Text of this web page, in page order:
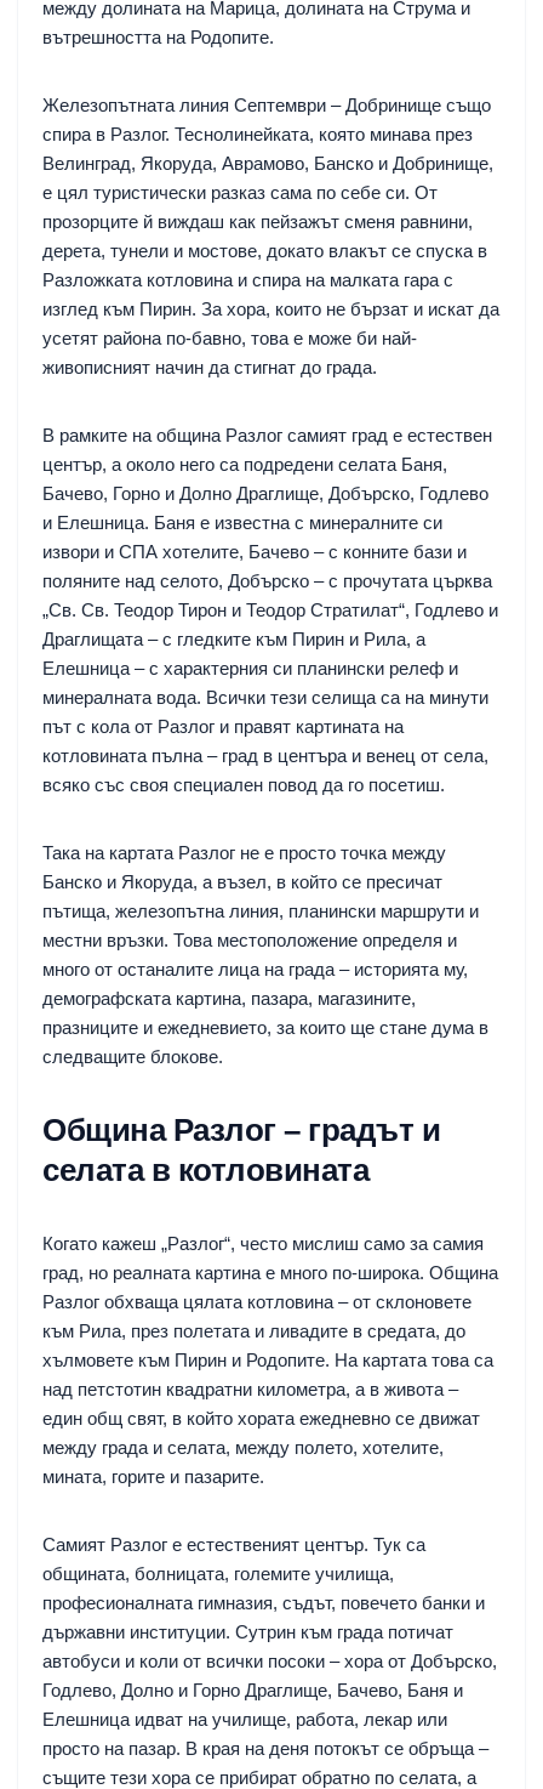
между долината на Марица, долината на Струма и
вътрешността на Родопите.
Железопътната линия Септември – Добринище също
спира в Разлог. Теснолинейката, която минава през
Велинград, Якоруда, Аврамово, Банско и Добринище,
е цял туристически разказ сама по себе си. От
прозорците й виждаш как пейзажът сменя равнини,
дерета, тунели и мостове, докато влакът се спуска в
Разложката котловина и спира на малката гара с
изглед към Пирин. За хора, които не бързат и искат да
усетят района по-бавно, това е може би най-
живописният начин да стигнат до града.
В рамките на община Разлог самият град е естествен
център, а около него са подредени селата Баня,
Бачево, Горно и Долно Драглище, Добърско, Годлево
и Елешница. Баня е известна с минералните си
извори и СПА хотелите, Бачево – с конните бази и
поляните над селото, Добърско – с прочутата църква
„Св. Св. Теодор Тирон и Теодор Стратилат“, Годлево и
Драглищата – с гледките към Пирин и Рила, а
Елешница – с характерния си планински релеф и
минералната вода. Всички тези селища са на минути
път с кола от Разлог и правят картината на
котловината пълна – град в центъра и венец от села,
всяко със своя специален повод да го посетиш.
Така на картата Разлог не е просто точка между
Банско и Якоруда, а възел, в който се пресичат
пътища, железопътна линия, планински маршрути и
местни връзки. Това местоположение определя и
много от останалите лица на града – историята му,
демографската картина, пазара, магазините,
празниците и ежедневието, за които ще стане дума в
следващите блокове.
Община Разлог – градът и
селата в котловината
Когато кажеш „Разлог“, често мислиш само за самия
град, но реалната картина е много по-широка. Община
Разлог обхваща цялата котловина – от склоновете
към Рила, през полетата и ливадите в средата, до
хълмовете към Пирин и Родопите. На картата това са
над петстотин квадратни километра, а в живота –
един общ свят, в който хората ежедневно се движат
между града и селата, между полето, хотелите,
мината, горите и пазарите.
Самият Разлог е естественият център. Тук са
общината, болницата, големите училища,
професионалната гимназия, съдът, повечето банки и
държавни институции. Сутрин към града потичат
автобуси и коли от всички посоки – хора от Добърско,
Годлево, Долно и Горно Драглище, Бачево, Баня и
Елешница идват на училище, работа, лекар или
просто на пазар. В края на деня потокът се обръща –
същите тези хора се прибират обратно по селата, а